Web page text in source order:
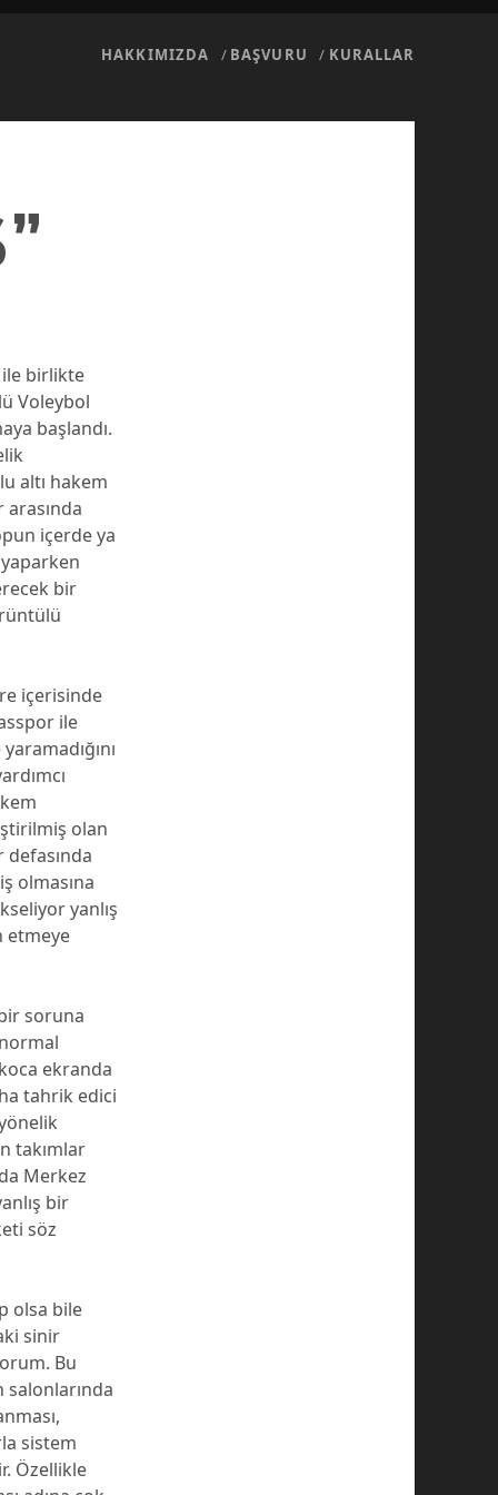
HAKKIMIZDA BAŞVURU KURALLAR
ile birlikte
Voleybol
başlandı.
altı hakem
içerde ya
bir
içerisinde
ile
olan
defasında
olmasına
yanlış
etmeye
soruna
ekranda
tahrik edici
takımlar
Merkez
bir
söz
olsa bile
sinir
Bu
salonlarında
sistem
Özellikle